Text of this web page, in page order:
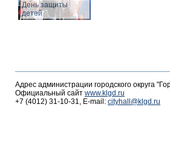
День защиты
детей
Адрес администрации городского округа
Официальный сайт www.klgd.ru
+7 (4012) 31-10-31, E-mail: cityhall@klgd.ru